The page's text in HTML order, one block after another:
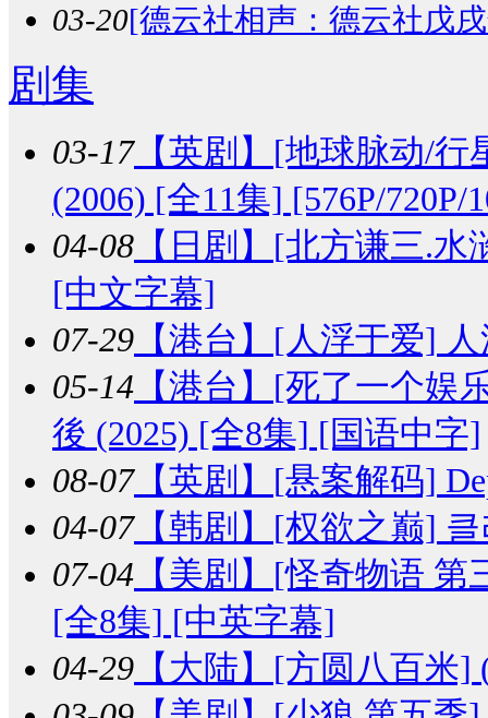
03-20[德云社相声：德云社戊
剧集
03-17【英剧】 [地球脉动/行
(2006) [全11集] [576P/720P/
04-08 【日剧】 [北方谦三.水
[中文字幕]
07-29 【港台】 [人浮于爱]
05-14 【港台】 [死了一个娱
後 (2025) [全8集] [国语中字]
08-07【英剧】 [悬案解码]
04-07【韩剧】 [权欲之巅]
07-04 【美剧】 [怪奇物语 第
[全8集] [中英字幕]
04-29 【大陆】 [方圆八百米]